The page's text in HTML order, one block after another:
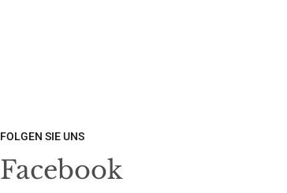
FOLGEN SIE UNS
Facebook